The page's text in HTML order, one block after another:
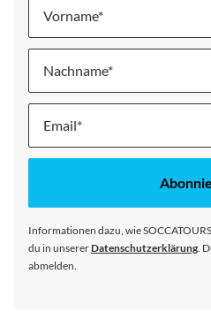
Vorname
Nachname
Melde
für
Informationen dazu, wie
du in unsererDatenschutzerklärung .
abmelden.